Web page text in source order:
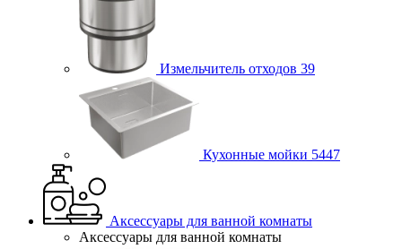
Измельчитель отходов 39
Кухонные мойки 5447
Аксессуары для ванной комнаты
Аксессуары для ванной комнаты